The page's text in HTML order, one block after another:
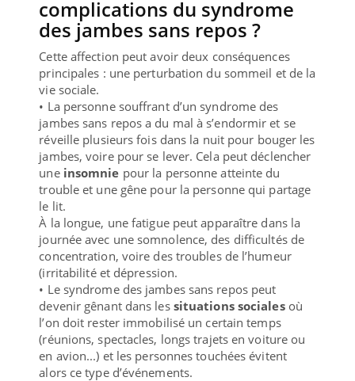
complications du syndrome
des jambes sans repos ?
Cette affection peut avoir deux conséquences
principales : une perturbation du sommeil et de la
vie sociale.
• La personne souffrant d’un syndrome des
jambes sans repos a du mal à s’endormir et se
réveille plusieurs fois dans la nuit pour bouger les
jambes, voire pour se lever. Cela peut déclencher
une insomnie pour la personne atteinte du
trouble et une gêne pour la personne qui partage
le lit.
À la longue, une fatigue peut apparaître dans la
journée avec une somnolence, des difficultés de
concentration, voire des troubles de l’humeur
(irritabilité et dépression.
• Le syndrome des jambes sans repos peut
devenir gênant dans les situations socialesoù
l’on doit rester immobilisé un certain temps
(réunions, spectacles, longs trajets en voiture ou
en avion...) et les personnes touchées évitent
alors ce type d’événements.